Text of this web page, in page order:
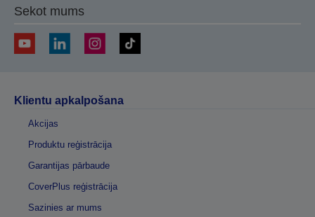
Sekot mums
Klientu apkalpošana
Akcijas
Produktu reģistrācija
Garantijas pārbaude
CoverPlus reģistrācija
Sazinies ar mums